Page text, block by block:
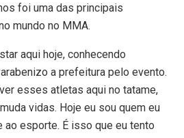
foi uma das principais
mundo no MMA.
aqui hoje, conhecendo
a prefeitura pelo evento.
esses atletas aqui no tatame,
vidas. Hoje eu sou quem eu
ao esporte. É isso que eu tento